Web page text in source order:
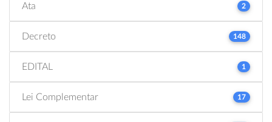
Ata 2
Decreto 148
EDITAL 1
Lei Complementar 17